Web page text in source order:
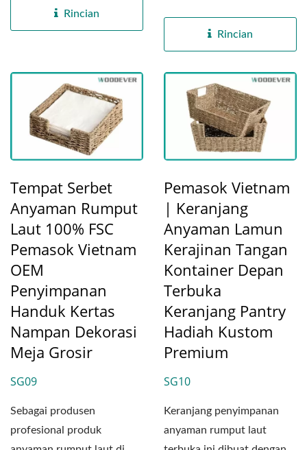
penyimpanan...Rincian
anyaman...
Rincian
Tempat Serbet
Anyaman Rumput
Laut 100% FSC
Pemasok Vietnam
OEM
Penyimpanan
Handuk Kertas
Nampan Dekorasi
Meja Grosir
SG09
Sebagai produsen
profesional produk
Pemasok Vietnam
| Keranjang
Anyaman Lamun
Kerajinan Tangan
Kontainer Depan
Terbuka
Keranjang Pantry
Hadiah Kustom
Premium
SG10
Keranjang penyimpanan
anyaman rumput laut